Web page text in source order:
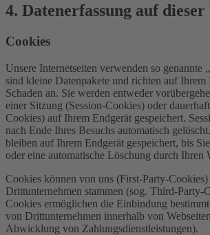
4. Datenerfassung auf dieser
Cookies
Unsere Internetseiten verwenden so genannte
sind kleine Datenpakete und richten auf Ihrem
Schaden an. Sie werden entweder
einer Sitzung (Session-Cookies) oder
Cookies) auf Ihrem Endgerät gespeichert.
nach Ende Ihres Besuchs automatisch
bleiben auf Ihrem Endgerät gespeichert, bis
oder eine automatische Löschung durch Ihren
Cookies können von uns (First-Party-
Drittunternehmen stammen (sog. Third-Party-
Cookies ermöglichen die Einbindung
von Drittunternehmen innerhalb von
Abwicklung von Zahlungsdienstleistungen).